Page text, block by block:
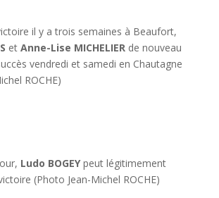
il y a trois semaines à Beaufort,
et Anne-Lise MICHELIERde nouveau
vendredi et samedi en Chautagne
ROCHE)
Ludo BOGEYpeut légitimement
(Photo Jean-Michel ROCHE)